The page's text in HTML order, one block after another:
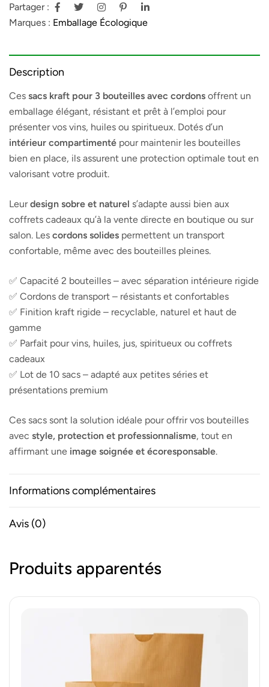
Partager :
Marques : Emballage Écologique
Description
Ces sacs kraft pour 3 bouteilles avec cordons offrent un
emballage élégant, résistant et prêt à l’emploi pour
présenter vos vins, huiles ou spiritueux. Dotés d’un
intérieur compartimenté pour maintenir les bouteilles
bien en place, ils assurent une protection optimale tout en
valorisant votre produit.
Leurdesign sobre et naturel s’adapte aussi bien aux
coffrets cadeaux qu’à la vente directe en boutique ou sur
salon. Les cordons solides permettent un transport
confortable, même avec des bouteilles pleines.
✅ Capacité 2 bouteilles – avec séparation intérieure rigide
✅ Cordons de transport – résistants et confortables
✅ Finition kraft rigide – recyclable, naturel et haut de
gamme
✅ Parfait pour vins, huiles, jus, spiritueux ou coffrets
cadeaux
✅ Lot de 10 sacs – adapté aux petites séries et
présentations premium
Ces sacs sont la solution idéale pour offrir vos bouteilles
avec style, protection et professionnalisme, tout en
affirmant une image soignée et écoresponsable.
Informations complémentaires
Avis (0)
Produits apparentés